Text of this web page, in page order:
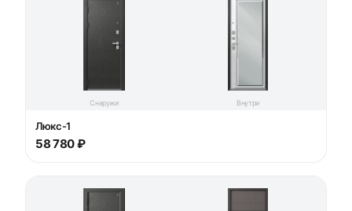
Снаружи Внутри
Люкс-1
58 780 ₽